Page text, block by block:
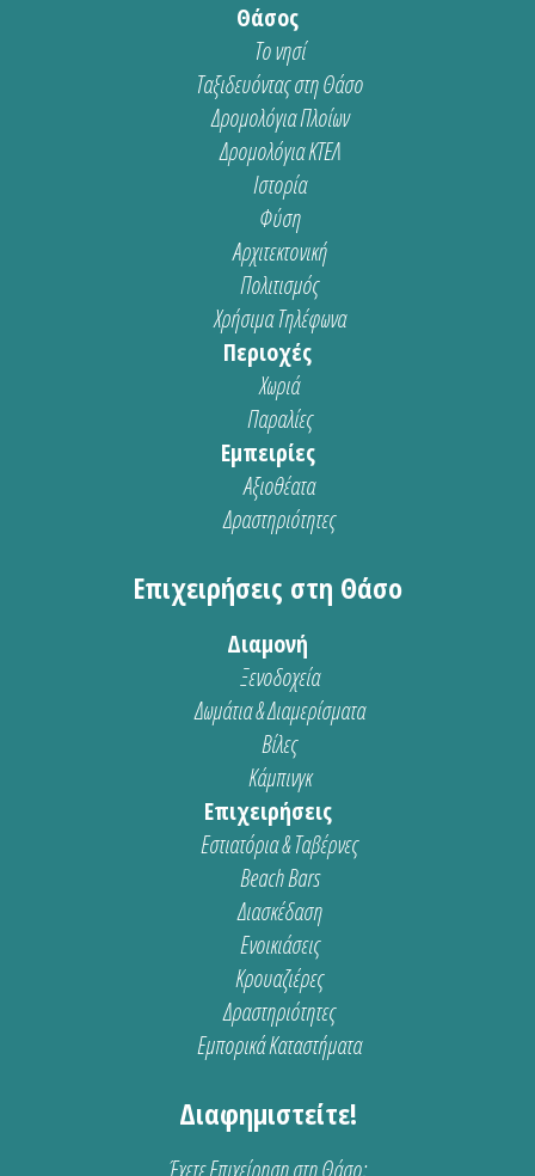
Θάσος
Το νησί
Ταξιδευόντας στη Θάσο
Δρομολόγια Πλοίων
Δρομολόγια ΚΤΕΛ
Ιστορία
Φύση
Αρχιτεκτονική
Πολιτισμός
Χρήσιμα Τηλέφωνα
Περιοχές
Χωριά
Παραλίες
Εμπειρίες
Αξιοθέατα
Δραστηριότητες
Επιχειρήσεις στη Θάσο
Διαμονή
Ξενοδοχεία
Δωμάτια & Διαμερίσματα
Βίλες
Κάμπινγκ
Επιχειρήσεις
Εστιατόρια & Ταβέρνες
Beach Bars
Διασκέδαση
Ενοικιάσεις
Κρουαζιέρες
Δραστηριότητες
Εμπορικά Καταστήματα
Διαφημιστείτε!